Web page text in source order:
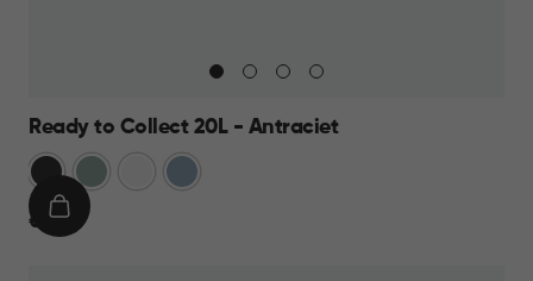
Ready to Collect 20L - Antraciet
Donkergrijs
Groen Blauw
€
€ 19,95
IN